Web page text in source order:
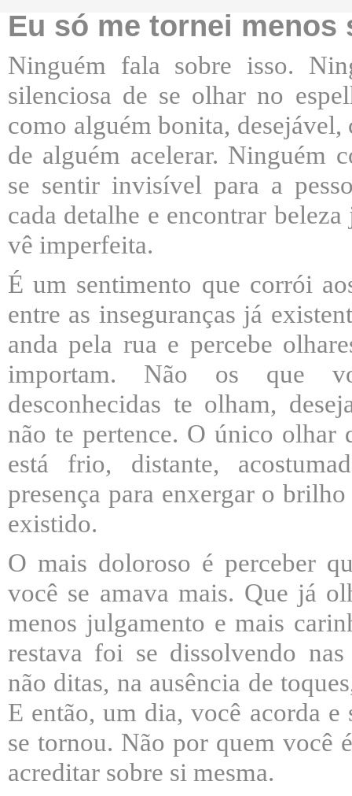
Eu só me tornei menos
Ninguém fala sobre isso.
silenciosa de se olhar no
como alguém bonita, desejável,
de alguém acelerar. Ninguém
se sentir invisível para a
cada detalhe e encontrar
vê imperfeita.
É um sentimento que corrói
entre as inseguranças já
anda pela rua e percebe
importam. Não os que
desconhecidas te olham,
não te pertence. O único olhar
está frio, distante,
presença para enxergar o
existido.
O mais doloroso é perceber
você se amava mais. Que já
menos julgamento e mais
restava foi se dissolvendo
não ditas, na ausência de
E então, um dia, você acorda e
se tornou. Não por quem você
acreditar sobre si mesma.